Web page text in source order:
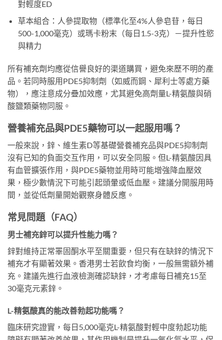
對輕度ED
草本組合：人參提取物（標準化至4%人參皂苷，每日
500-1,000毫克）或瑪卡粉末（每日1.5-3克）－提升性慾
與精力
所有補充劑均應從信譽良好的渠道購買，避免來歷不明的產
品。若同時服用PDE5抑制劑（如威而鋼、犀利士等處方藥
物），應注意成分疊加效應，尤其避免高劑量L-精氨酸與硝
酸鹽類藥物同服。
營養補充品與PDE5藥物可以一起服用嗎？
一般來說，鋅、維生素D等基礎營養補充品與PDE5抑制劑
沒有已知的負面交互作用，可以安全同服。但L-精氨酸因具
有血管擴張作用，與PDE5藥物並用時可能增強降血壓效
果，極少數情況下可能引起頭暈或低血壓。建議分開服用時
間，並從低劑量開始觀察身體反應。
常見問題（FAQ）
男士補充鋅可以提升性能力嗎？
鋅對維持正常睪固酮水平至關重要，但只有在缺鋅的情況下
補充才有顯著效果。香港男士若飲食均衡，一般無需額外補
充。建議先進行血液檢測確認缺鋅，才考慮每日補充15至
30毫克元素鋅。
L-精氨酸真的能改善勃起功能嗎？
臨床研究證實，每日5,000毫克L-精氨酸對輕中度勃起功能